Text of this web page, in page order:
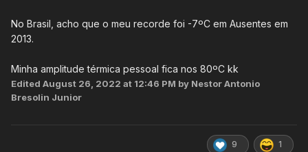
No Brasil, acho que o meu recorde foi -7ºC em Ausentes em
2013.
Minha amplitude térmica pessoal fica nos 80ºC kk
Edited August 26, 2022 at 12:46 PM by Nestor Antonio
Bresolin Junior
9 1